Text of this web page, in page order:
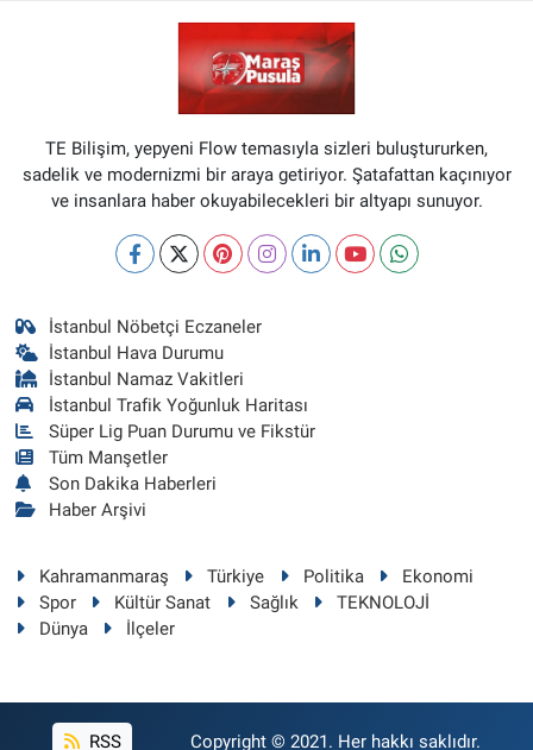
TE Bilişim, yepyeni Flow temasıyla sizleri buluştururken,
sadelik ve modernizmi bir araya getiriyor. Şatafattan kaçınıyor
ve insanlara haber okuyabilecekleri bir altyapı sunuyor.
İstanbul Nöbetçi Eczaneler
İstanbul Hava Durumu
İstanbul Namaz Vakitleri
İstanbul Trafik Yoğunluk Haritası
Süper Lig Puan Durumu ve Fikstür
Tüm Manşetler
Son Dakika Haberleri
Haber Arşivi
Kahramanmaraş Türkiye Politika
Ekonomi
Spor
Kültür Sanat Sağlık
TEKNOLOJİ
Dünya
İlçeler
RSS Copyright © 2021. Her hakkı saklıdır.